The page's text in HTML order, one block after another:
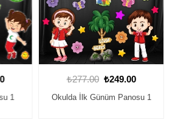
1
₺277.00 ₺249.00
Macera Devam Ediyor Panosu